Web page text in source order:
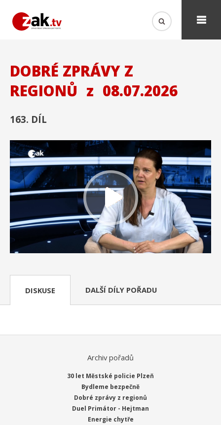
DOBRÉ ZPRÁVY Z
REGIONŮ z 08.07.2026
163. DÍL
DISKUSE DALŠÍ DÍLY POŘADU
Archiv pořadů
30 let Městské policie Plzeň
Bydleme bezpečně
Dobré zprávy z regionů
Duel Primátor - Hejtman
Energie chytře